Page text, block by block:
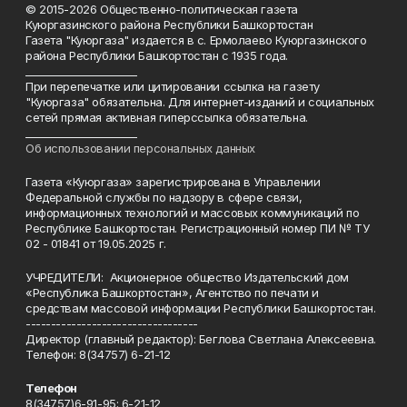
© 2015-2026 Общественно-политическая газета
Куюргазинского района Республики Башкортостан
Газета "Куюргаза" издается в с. Ермолаево Куюргазинского
района Республики Башкортостан с 1935 года.
При перепечатке или цитировании ссылка на газету
"Куюргаза" обязательна. Для интернет-изданий и социальных
сетей прямая активная гиперссылка обязательна.
Об использовании персональных данных
Газета «Куюргаза» зарегистрирована в Управлении
Федеральной службы по надзору в сфере связи,
информационных технологий и массовых коммуникаций по
Республике Башкортостан. Регистрационный номер ПИ № ТУ
02 - 01841 от 19.05.2025 г.
УЧРЕДИТЕЛИ: Акционерное общество Издательский дом
«Республика Башкортостан», Агентство по печати и
средствам массовой информации Республики Башкортостан.
----------------------------------
Директор (главный редактор): Беглова Светлана Алексеевна.
Телефон: 8(34757) 6-21-12
Телефон
8(34757)6-91-95; 6-21-12